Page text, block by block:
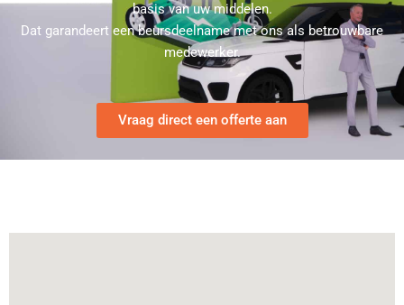
basis van uw middelen.
Dat garandeert een beursdeelname met ons als betrouwbare
medewerker.
Vraag direct een offerte aan